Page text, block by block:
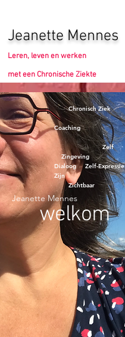
Jeanette Mennes
Leren, leven en werken
met een Chronische Ziekte
Chronisch Ziek
Coaching
​ Zelf
Zingeving
Dialoog Zelf-Expressie
Zijn
Zichtbaar
Jeanette Mennes
welkom